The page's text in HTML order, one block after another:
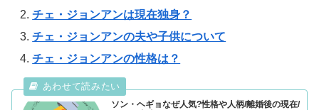
チェ・ジョンアンは現在独身？
チェ・ジョンアンの夫や子供について
チェ・ジョンアンの性格は？
ソン・ヘギョなぜ人気?性格や人柄/離婚後の現在/